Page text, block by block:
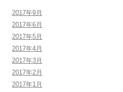
2017年9月
2017年6月
2017年5月
2017年4月
2017年3月
2017年2月
2017年1月